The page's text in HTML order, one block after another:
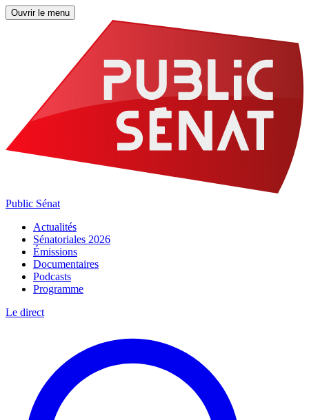
Ouvrir le menu
Public Sénat
Actualités
Sénatoriales 2026
Émissions
Documentaires
Podcasts
Programme
Le direct